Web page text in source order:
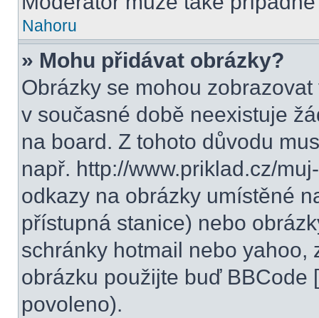
Nahoru
» Mohu přidávat obrázky?
Obrázky se mohou
v současné době neexistuje
na board. Z tohoto důvodu
např. http://www.priklad.cz/
odkazy na obrázky umístěné
přístupná stanice) nebo
schránky hotmail nebo yahoo,
obrázku použijte buď BBCode
povoleno).